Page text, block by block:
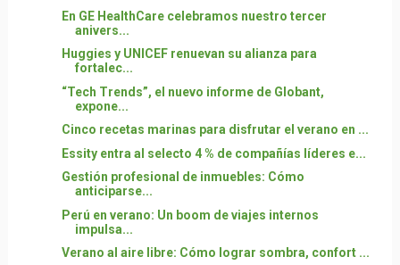
En GE HealthCare celebramos nuestro tercer
anivers...
Huggies y UNICEF renuevan su alianza para
fortalec...
“Tech Trends”, el nuevo informe de Globant,
expone...
Cinco recetas marinas para disfrutar el verano en ...
Essity entra al selecto 4 % de compañías líderes e...
Gestión profesional de inmuebles: Cómo
anticiparse...
Perú en verano: Un boom de viajes internos
impulsa...
Verano al aire libre: Cómo lograr sombra, confort ...